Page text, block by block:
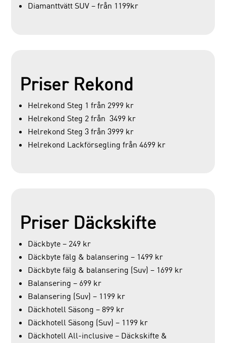
Diamanttvätt SUV – från 1199kr
Priser Rekond
Helrekond Steg 1 från 2999 kr
Helrekond Steg 2 från 3499 kr
Helrekond Steg 3 från 3999 kr
Helrekond Lackförsegling från 4699 kr
Priser Däckskifte
Däckbyte – 249 kr
Däckbyte fälg & balansering – 1499 kr
Däckbyte fälg & balansering (Suv) – 1699 kr
Balansering – 699 kr
Balansering (Suv) – 1199 kr
Däckhotell Säsong – 899 kr
Däckhotell Säsong (Suv) – 1199 kr
Däckhotell All-inclusive – Däckskifte &